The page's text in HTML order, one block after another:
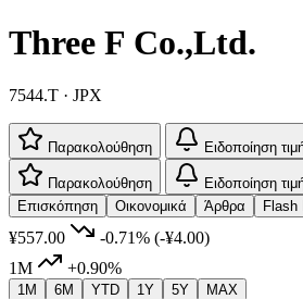
Three F Co.,Ltd.
7544.T · JPX
Παρακολούθηση Ειδοποίηση
Παρακολούθηση
Ειδοποίηση
Επισκόπηση
Οικονομικά Άρθρα Flash
¥557.00 -0.71% (-¥4.00)
1M
+0.90%
1M 6M YTD 1Y 5Y MAX